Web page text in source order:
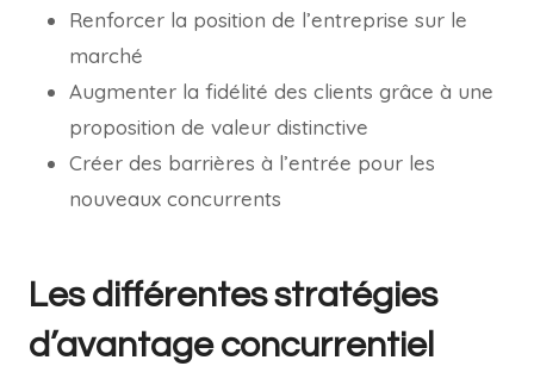
Renforcer la position de l’entreprise sur le
marché
Augmenter la fidélité des clients grâce à une
proposition de valeur distinctive
Créer des barrières à l’entrée pour les
nouveaux concurrents
Les différentes stratégies
d’avantage concurrentiel